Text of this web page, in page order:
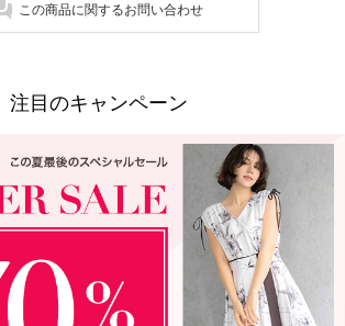
この商品に関するお問い合わせ
注目のキャンペーン